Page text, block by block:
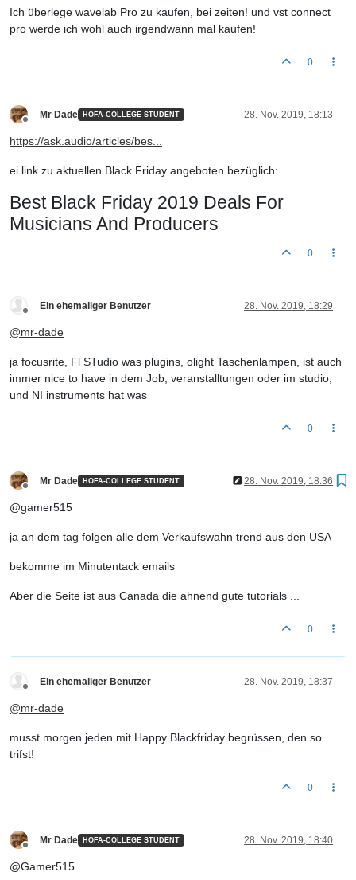
Ich überlege wavelab Pro zu kaufen, bei zeiten! und vst connect
pro werde ich wohl auch irgendwann mal kaufen!
0
Mr Dade HOFA-COLLEGE STUDENT 28. Nov. 2019, 18:13
https://ask.audio/articles/bes...
ei link zu aktuellen Black Friday angeboten bezüglich:
Best Black Friday 2019 Deals For
Musicians And Producers
0
Ein ehemaliger Benutzer 28. Nov. 2019, 18:29
@mr-dade
ja focusrite, Fl STudio was plugins, olight Taschenlampen, ist auch
immer nice to have in dem Job, veranstalltungen oder im studio,
und NI instruments hat was
0
Mr Dade HOFA-COLLEGE STUDENT 28. Nov. 2019, 18:36
@gamer515
ja an dem tag folgen alle dem Verkaufswahn trend aus den USA
bekomme im Minutentack emails
Aber die Seite ist aus Canada die ahnend gute tutorials ...
0
Ein ehemaliger Benutzer 28. Nov. 2019, 18:37
@mr-dade
musst morgen jeden mit Happy Blackfriday begrüssen, den so
trifst!
0
Mr Dade HOFA-COLLEGE STUDENT 28. Nov. 2019, 18:40
@Gamer515